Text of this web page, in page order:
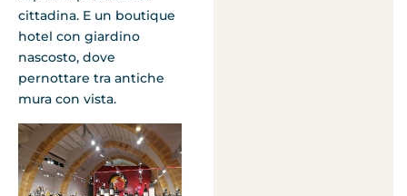
cittadina. E un boutique
hotel con giardino
nascosto, dove
pernottare tra antiche
mura con vista.